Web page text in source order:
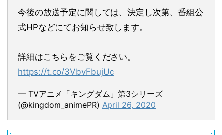
今後の放送予定に関しては、決定し次第、番組公
式HPなどにてお知らせ致します。
詳細はこちらをご覧ください。
https://t.co/3VbvFbujUc
— TVアニメ「キングダム」第3シリーズ
(@kingdom_animePR) April 26, 2020